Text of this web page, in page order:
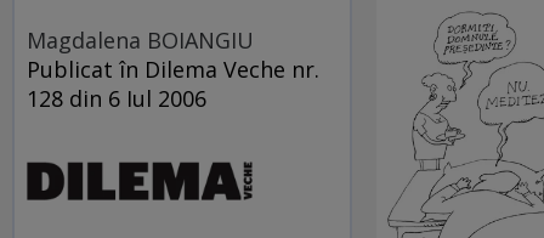
Magdalena BOIANGIU
Publicat în Dilema Veche nr.
128 din 6 Iul 2006